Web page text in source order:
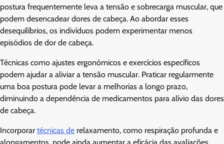
postura frequentemente leva a tensão e sobrecarga muscular, que
podem desencadear dores de cabeça. Ao abordar esses
desequilíbrios, os indivíduos podem experimentar menos
episódios de dor de cabeça.
Técnicas como ajustes ergonómicos e exercícios específicos
podem ajudar a aliviar a tensão muscular. Praticar regularmente
uma boa postura pode levar a melhorias a longo prazo,
diminuindo a dependência de medicamentos para alívio das dores
de cabeça.
Incorporar técnicas de relaxamento, como respiração profunda e